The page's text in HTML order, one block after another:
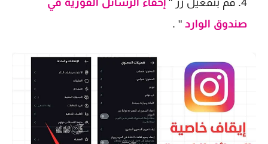
قم بتفعيل زر " إخفاء الرسائل الفورية في
صندوق الوارد " .